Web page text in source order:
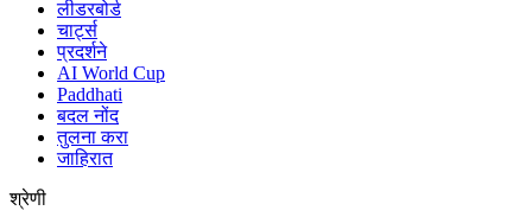
लीडरबोर्ड
चार्ट्स
प्रदर्शने
AI World Cup
Paddhati
बदल नोंद
तुलना करा
जाहिरात
श्रेणी